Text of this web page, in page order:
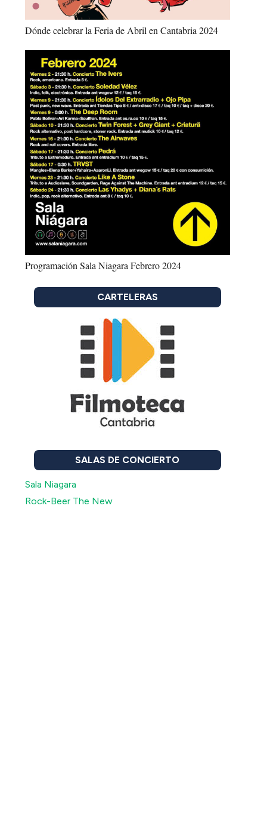
Dónde celebrar la Feria de Abril en Cantabria 2024
Programación Sala Niagara Febrero 2024
CARTELERAS
SALAS DE CONCIERTO
Sala Niagara
Rock-Beer The New